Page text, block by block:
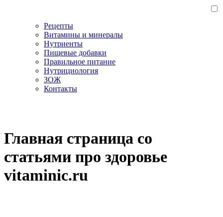
Рецепты
Витамины и минералы
Нутриенты
Пищевые добавки
Правильное питание
Нутрициология
ЗОЖ
Контакты
Главная страница со
статьями про здоровье
vitaminic.ru